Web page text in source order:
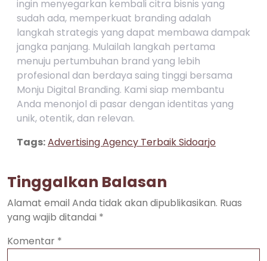
ingin menyegarkan kembali citra bisnis yang
sudah ada, memperkuat branding adalah
langkah strategis yang dapat membawa dampak
jangka panjang. Mulailah langkah pertama
menuju pertumbuhan brand yang lebih
profesional dan berdaya saing tinggi bersama
Monju Digital Branding. Kami siap membantu
Anda menonjol di pasar dengan identitas yang
unik, otentik, dan relevan.
Tags:Advertising Agency Terbaik Sidoarjo
Tinggalkan Balasan
Alamat email Anda tidak akan dipublikasikan. Ruas
yang wajib ditandai *
Komentar *